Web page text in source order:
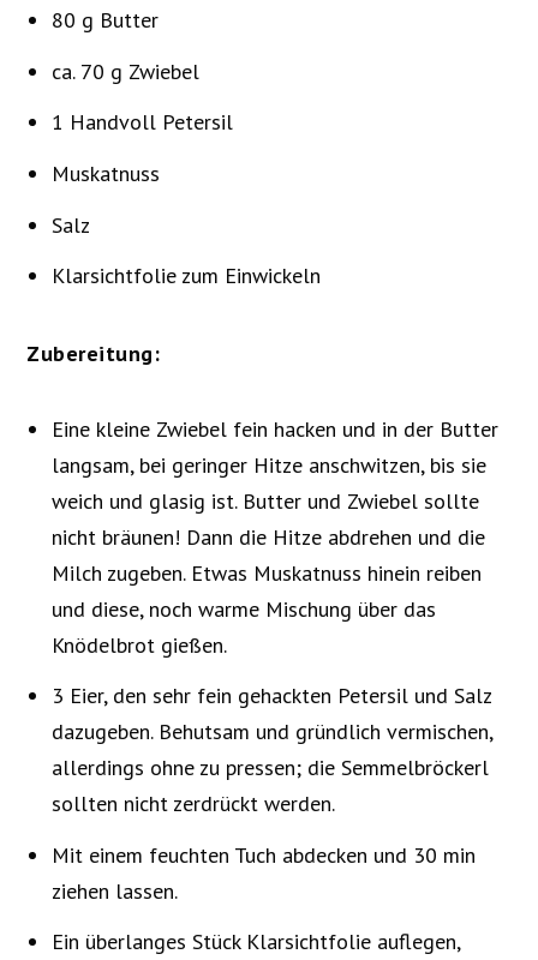
80 g Butter
ca. 70 g Zwiebel
1 Handvoll Petersil
Muskatnuss
Salz
Klarsichtfolie zum Einwickeln
Zubereitung:
Eine kleine Zwiebel fein hacken und in der Butter
langsam, bei geringer Hitze anschwitzen, bis sie
weich und glasig ist. Butter und Zwiebel sollte
nicht bräunen! Dann die Hitze abdrehen und die
Milch zugeben. Etwas Muskatnuss hinein reiben
und diese, noch warme Mischung über das
Knödelbrot gießen.
3 Eier, den sehr fein gehackten Petersil und Salz
dazugeben. Behutsam und gründlich vermischen,
allerdings ohne zu pressen; die Semmelbröckerl
sollten nicht zerdrückt werden.
Mit einem feuchten Tuch abdecken und 30 min
ziehen lassen.
Ein überlanges Stück Klarsichtfolie auflegen,